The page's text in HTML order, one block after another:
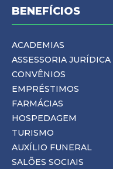
BENEFÍCIOS
ACADEMIAS
ASSESSORIA JURÍDICA
CONVÊNIOS
EMPRÉSTIMOS
FARMÁCIAS
HOSPEDAGEM
TURISMO
AUXÍLIO FUNERAL
SALÕES SOCIAIS